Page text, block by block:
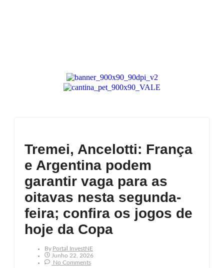
Tremei, Ancelotti: França
e Argentina podem
garantir vaga para as
oitavas nesta segunda-
feira; confira os jogos de
hoje da Copa
By Portal InvestNE
Junho 22, 2026
No Comments